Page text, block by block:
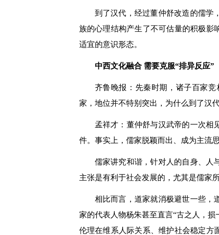
到了汉代，经过董仲舒改造的儒学
族的心理结构产生了不可估量的积极影
适宜的意识形态。
中西文化融合 需要克服“排异反应”
齐鲁晚报：先秦时期，诸子百家
家，地位并不特别突出，为什么到了汉
孟祥才：董仲舒与汉武帝的一次相
件。事实上，儒家脱颖而出、成为主流
儒家讲究和谐，针对人的自身、人
主张是有利于社会发展的，尤其是儒家
相比而言，道家就消极避世一些，
家的代表人物杨朱甚至直言“古之人，
伦理在维系人际关系、维护社会稳定方